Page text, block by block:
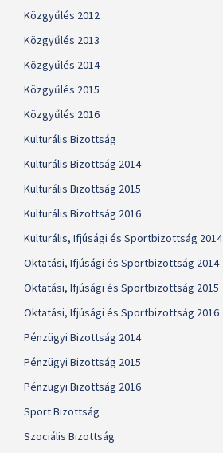
Közgyűlés 2012
Közgyűlés 2013
Közgyűlés 2014
Közgyűlés 2015
Közgyűlés 2016
Kulturális Bizottság
Kulturális Bizottság 2014
Kulturális Bizottság 2015
Kulturális Bizottság 2016
Kulturális, Ifjúsági és Sportbizottság 2014
Oktatási, Ifjúsági és Sportbizottság 2014
Oktatási, Ifjúsági és Sportbizottság 2015
Oktatási, Ifjúsági és Sportbizottság 2016
Pénzügyi Bizottság 2014
Pénzügyi Bizottság 2015
Pénzügyi Bizottság 2016
Sport Bizottság
Szociális Bizottság